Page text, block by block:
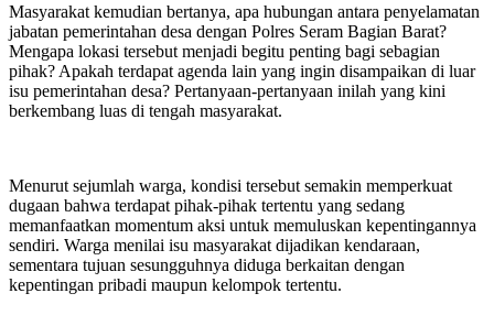
Masyarakat kemudian bertanya, apa hubungan antara penyelamatan
jabatan pemerintahan desa dengan Polres Seram Bagian Barat?
Mengapa lokasi tersebut menjadi begitu penting bagi sebagian
pihak? Apakah terdapat agenda lain yang ingin disampaikan di luar
isu pemerintahan desa? Pertanyaan-pertanyaan inilah yang kini
berkembang luas di tengah masyarakat.
Menurut sejumlah warga, kondisi tersebut semakin memperkuat
dugaan bahwa terdapat pihak-pihak tertentu yang sedang
memanfaatkan momentum aksi untuk memuluskan kepentingannya
sendiri. Warga menilai isu masyarakat dijadikan kendaraan,
sementara tujuan sesungguhnya diduga berkaitan dengan
kepentingan pribadi maupun kelompok tertentu.